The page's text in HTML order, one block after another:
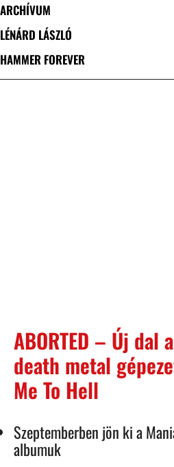
ARCHÍVUM
LÉNÁRD LÁSZLÓ
HAMMER FOREVER
ABORTED – Új dal
death metal
Me To Hell
Szeptemberben jön ki a
albumuk